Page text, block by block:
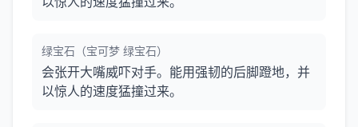
绿宝石（宝可梦 绿宝石）
会张开大嘴威吓对手。能用强韧的后脚蹬地，并
以惊人的速度猛撞过来。